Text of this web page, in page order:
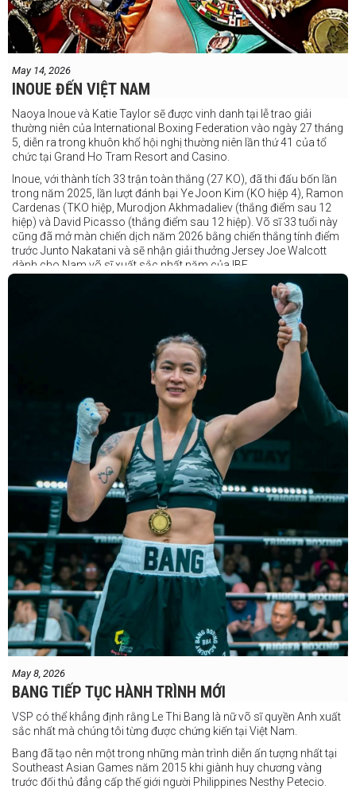
May 14, 2026
INOUE ĐẾN VIỆT NAM
Naoya Inoue và Katie Taylor sẽ được vinh danh tại lễ trao giải
thường niên của International Boxing Federation vào ngày 27 tháng
5, diễn ra trong khuôn khổ hội nghị thường niên lần thứ 41 của tổ
chức tại Grand Ho Tram Resort and Casino.
Inoue, với thành tích 33 trận toàn thắng (27 KO), đã thi đấu bốn lần
trong năm 2025, lần lượt đánh bại Ye Joon Kim (KO hiệp 4), Ramon
Cardenas (TKO hiệp, Murodjon Akhmadaliev (thắng điểm sau 12
hiệp) và David Picasso (thắng điểm sau 12 hiệp). Võ sĩ 33 tuổi này
cũng đã mở màn chiến dịch năm 2026 bằng chiến thắng tính điểm
trước Junto Nakatani và sẽ nhận giải thưởng Jersey Joe Walcott
dành cho Nam võ sĩ xuất sắc nhất năm của IBF.
Trong khi đó, Katie Taylor sẽ được trao danh hiệu Nữ võ sĩ xuất sắc
Dù chỉ thi đấu một trận trong năm 2025, nhưng đó lại là một trong
những màn trình diễn ấn tượng nhất trong sự nghiệp lẫy lừng với
thành tích 25 thắng - 1 thua (6 KO) của Taylor. Cô đã đánh bại đối
thủ lâu năm Amanda Serrano bằng chiến thắng tính điểm đồng
thuận trong trận thứ ba — và có thể là cuối cùng — của cặp đấu này
tại Madison Square Garden vào tháng 7.
Chiến thắng này nối tiếp hai trận thắng gây nhiều tranh cãi trước
Serrano vào các năm 2022 và 2024. Tuy nhiên lần này, không còn
bất kỳ nghi ngờ nào khi Taylor hoàn toàn vượt trội trong suốt 10
Sẽ còn thêm nhiều thông tin sắp được cập nhật
May 8, 2026
BANG TIẾP TỤC HÀNH TRÌNH MỚI
VSP có thể khẳng định rằng Le Thi Bang là nữ võ sĩ quyền Anh xuất
sắc nhất mà chúng tôi từng được chứng kiến tại Việt Nam.
Bang đã tạo nên một trong những màn trình diễn ấn tượng nhất tại
Southeast Asian Games năm 2015 khi giành huy chương vàng
trước đối thủ đẳng cấp thế giới người Philippines Nesthy Petecio.